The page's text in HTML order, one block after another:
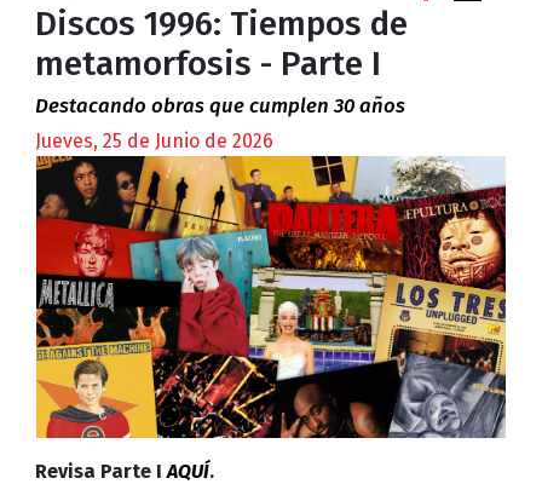
Discos 1996: Tiempos de
metamorfosis - Parte I
Destacando obras que cumplen 30 años
Jueves, 25 de Junio de 2026
Revisa Parte IAQUÍ.